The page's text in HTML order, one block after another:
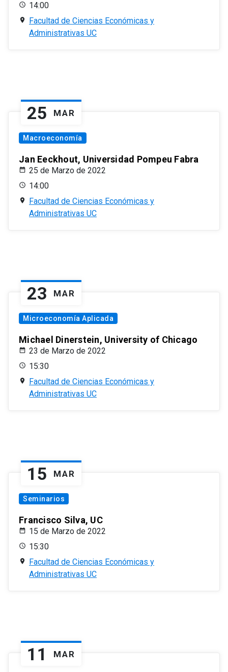
14:00
Facultad de Ciencias Económicas y
Administrativas UC
25 MAR
Macroeconomía
Jan Eeckhout, Universidad Pompeu Fabra
25 de Marzo de 2022
14:00
Facultad de Ciencias Económicas y
Administrativas UC
23 MAR
Microeconomía Aplicada
Michael Dinerstein, University of Chicago
23 de Marzo de 2022
15:30
Facultad de Ciencias Económicas y
Administrativas UC
15 MAR
Seminarios
Francisco Silva, UC
15 de Marzo de 2022
15:30
Facultad de Ciencias Económicas y
Administrativas UC
11 MAR